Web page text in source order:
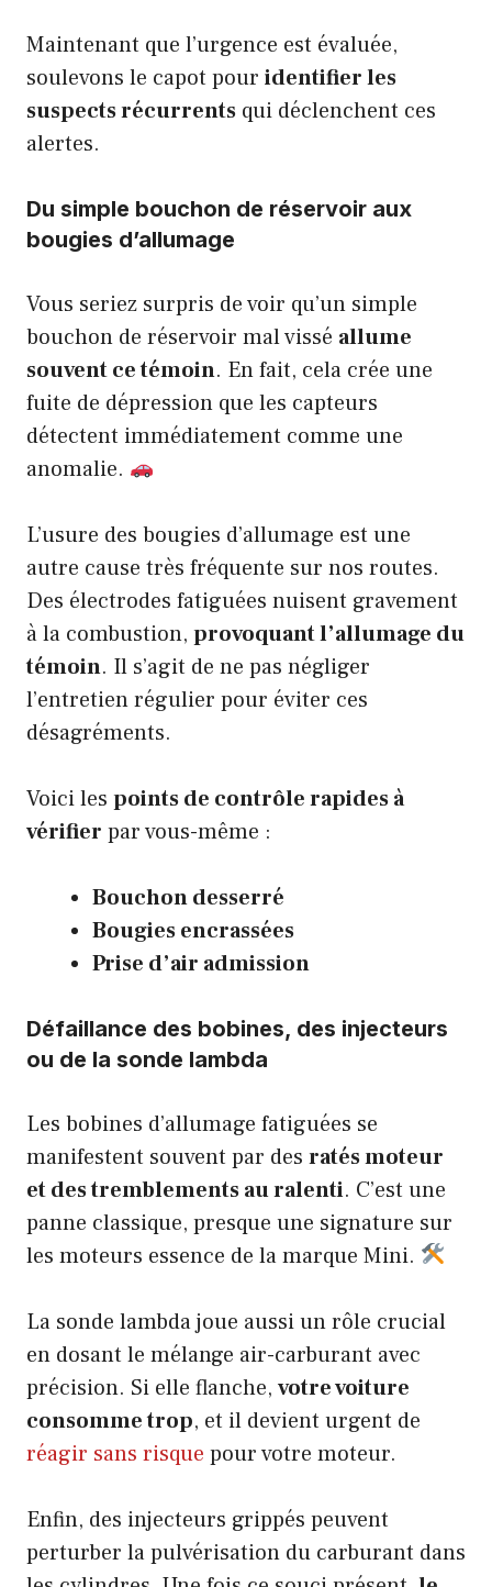
Maintenant que l’urgence est évaluée,
soulevons le capot pour identifier les
suspects récurrents qui déclenchent ces
alertes.
Du simple bouchon de réservoir aux
bougies d’allumage
Vous seriez surpris de voir qu’un simple
bouchon de réservoir mal vissé allume
souvent ce témoin. En fait, cela crée une
fuite de dépression que les capteurs
détectent immédiatement comme une
anomalie.
L’usure des bougies d’allumage est une
autre cause très fréquente sur nos routes.
Des électrodes fatiguées nuisent gravement
à la combustion, provoquant l’allumage du
témoin. Il s’agit de ne pas négliger
l’entretien régulier pour éviter ces
désagréments.
Voici les points de contrôle rapides à
vérifier par vous-même :
Bouchon desserré
Bougies encrassées
Prise d’air admission
Défaillance des bobines, des injecteurs
ou de la sonde lambda
Les bobines d’allumage fatiguées se
manifestent souvent par des ratés moteur
et des tremblements au ralenti. C’est une
panne classique, presque une signature sur
les moteurs essence de la marque Mini.
La sonde lambda joue aussi un rôle crucial
en dosant le mélange air-carburant avec
précision. Si elle flanche, votre voiture
consomme trop, et il devient urgent de
réagir sans risque pour votre moteur.
Enfin, des injecteurs grippés peuvent
perturber la pulvérisation du carburant dans